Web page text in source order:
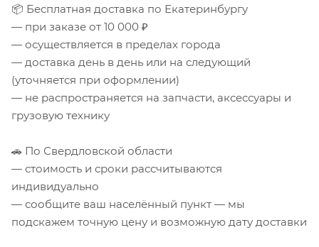
📦 Бесплатная доставка по Екатеринбургу
— при заказе от 10 000 ₽
— осуществляется в пределах города
— доставка день в день или на следующий
(уточняется при оформлении)
— не распространяется на запчасти, аксессуары и
грузовую технику
🚗 По Свердловской области
— стоимость и сроки рассчитываются
индивидуально
— сообщите ваш населённый пункт — мы
подскажем точную цену и возможную дату доставки